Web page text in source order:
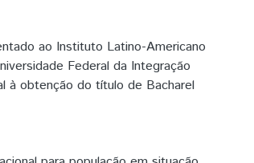
ao Instituto Latino-Americano
Federal da Integração
à obtenção do título de Bacharel